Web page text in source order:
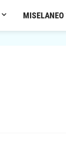
MISELANEO